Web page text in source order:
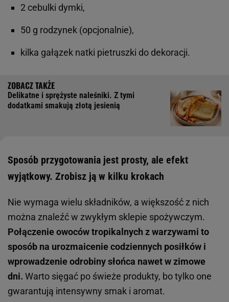
2 cebulki dymki,
50 g rodzynek (opcjonalnie),
kilka gałązek natki pietruszki do dekoracji.
Delikatne i sprężyste naleśniki. Z tymi
dodatkami smakują złotą jesienią
Sposób przygotowania jest prosty, ale efekt
wyjątkowy. Zrobisz ją w kilku krokach
Nie wymaga wielu składników, a większość z nich
można znaleźć w zwykłym sklepie spożywczym.
Połączenie owoców tropikalnych z warzywami to
sposób na urozmaicenie codziennych posiłków i
wprowadzenie odrobiny słońca nawet w zimowe
dni. Warto sięgać po świeże produkty, bo tylko one
gwarantują intensywny smak i aromat.